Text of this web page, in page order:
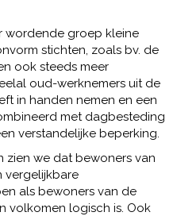
wordende groep kleine
stichten, zoals bv. de
ook steeds meer
oud-werknemers uit de
in handen nemen en een
met dagbesteding
verstandelijke beperking.
zien we dat bewoners van
vergelijkbare
als bewoners van de
volkomen logisch is. Ook